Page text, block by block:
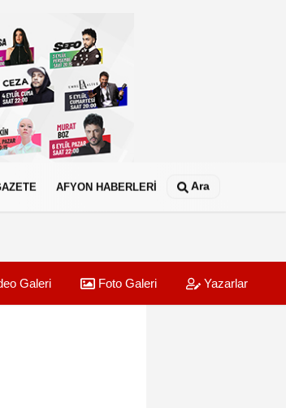
AFYON HABERLERİ Ara
Galeri Foto Galeri Yazarlar